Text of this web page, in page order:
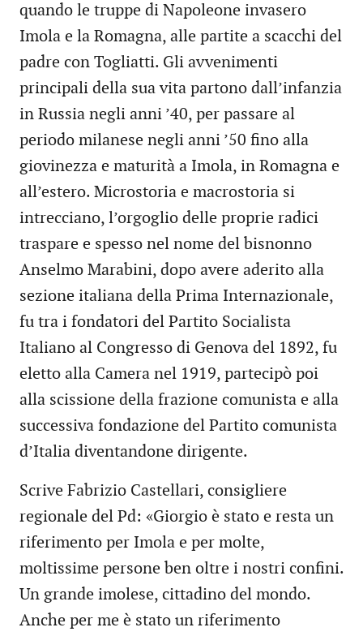
quando le truppe di Napoleone invasero
Imola e la Romagna, alle partite a scacchi del
padre con Togliatti. Gli avvenimenti
principali della sua vita partono dall’infanzia
in Russia negli anni ’40, per passare al
periodo milanese negli anni ’50 fino alla
giovinezza e maturità a Imola, in Romagna e
all’estero. Microstoria e macrostoria si
intrecciano, l’orgoglio delle proprie radici
traspare e spesso nel nome del bisnonno
Anselmo Marabini, dopo avere aderito alla
sezione italiana della Prima Internazionale,
fu tra i fondatori del Partito Socialista
Italiano al Congresso di Genova del 1892, fu
eletto alla Camera nel 1919, partecipò poi
alla scissione della frazione comunista e alla
successiva fondazione del Partito comunista
d’Italia diventandone dirigente.
Scrive Fabrizio Castellari, consigliere
regionale del Pd: «Giorgio è stato e resta un
riferimento per Imola e per molte,
moltissime persone ben oltre i nostri confini.
Un grande imolese, cittadino del mondo.
Anche per me è stato un riferimento